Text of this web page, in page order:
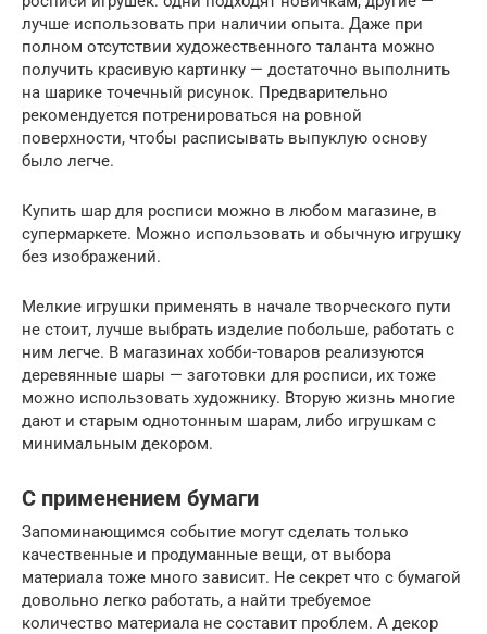
лучше использовать при наличии опыта. Даже при
полном отсутствии художественного таланта можно
получить красивую картинку — достаточно выполнить
на шарике точечный рисунок. Предварительно
рекомендуется потренироваться на ровной
поверхности, чтобы расписывать выпуклую основу
было легче.
Купить шар для росписи можно в любом магазине, в
супермаркете. Можно использовать и обычную игрушку
без изображений.
Мелкие игрушки применять в начале творческого пути
не стоит, лучше выбрать изделие побольше, работать с
ним легче. В магазинах хобби-товаров реализуются
деревянные шары — заготовки для росписи, их тоже
можно использовать художнику. Вторую жизнь многие
дают и старым однотонным шарам, либо игрушкам с
минимальным декором.
С применением бумаги
Запоминающимся событие могут сделать только
качественные и продуманные вещи, от выбора
материала тоже много зависит. Не секрет что с бумагой
довольно легко работать, а найти требуемое
количество материала не составит проблем. А декор